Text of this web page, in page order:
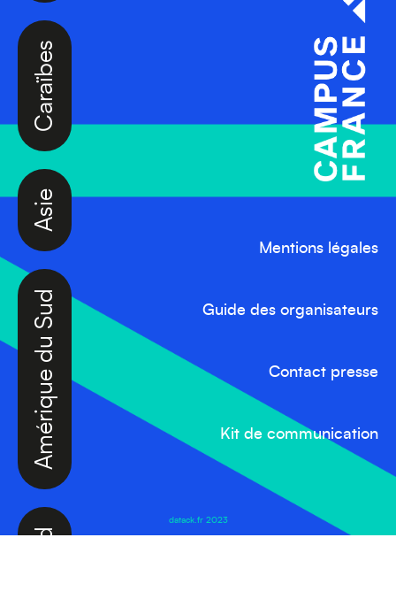
Amérique du Sud
Asie
Caraïbes
Mentions légales
Guide des organisateurs
Contact presse
Kit de communication
datack.fr 2023